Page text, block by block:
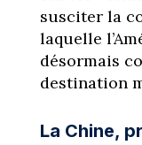
susciter la
laquelle
désormais
destination
La Chine,